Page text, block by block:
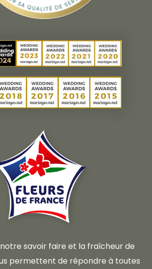
savoir faire et la fraîcheur de
permettent de répondre à toutes